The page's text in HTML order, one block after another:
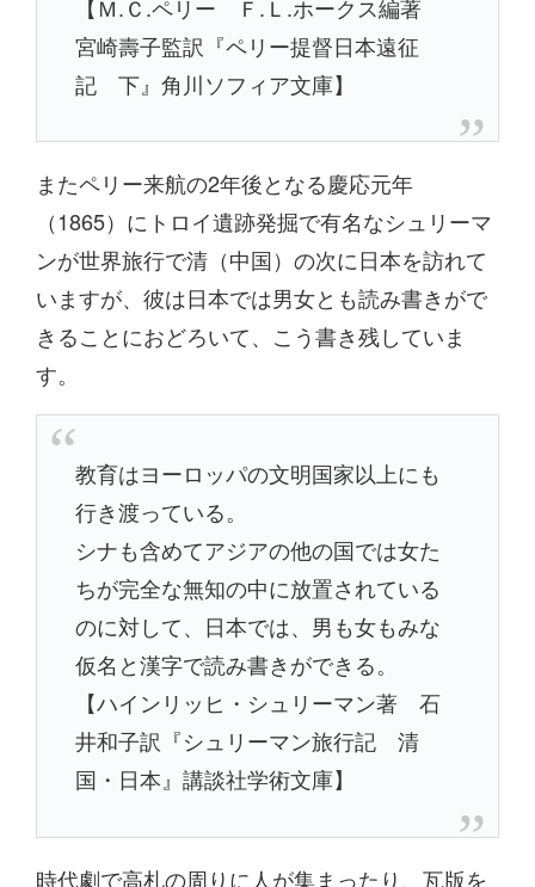
【Ｍ.Ｃ.ペリー Ｆ.Ｌ.ホークス編著
宮崎壽子監訳『ペリー提督日本遠征
記 下』角川ソフィア文庫】
またペリー来航の2年後となる慶応元年
（1865）にトロイ遺跡発掘で有名なシュリーマ
ンが世界旅行で清（中国）の次に日本を訪れて
いますが、彼は日本では男女とも読み書きがで
きることにおどろいて、こう書き残していま
す。
教育はヨーロッパの文明国家以上にも
行き渡っている。
シナも含めてアジアの他の国では女た
ちが完全な無知の中に放置されている
のに対して、日本では、男も女もみな
仮名と漢字で読み書きができる。
【ハインリッヒ・シュリーマン著 石
井和子訳『シュリーマン旅行記 清
国・日本』講談社学術文庫】
時代劇で高札の周りに人が集まったり、瓦版を